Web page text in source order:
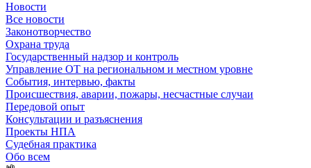
Новости
Все новости
Законотворчество
Охрана труда
Государственный надзор и контроль
Управление ОТ на региональном и местном уровне
События, интервью, факты
Происшествия, аварии, пожары, несчастные случаи
Передовой опыт
Консультации и разъяснения
Проекты НПА
Судебная практика
Обо всем